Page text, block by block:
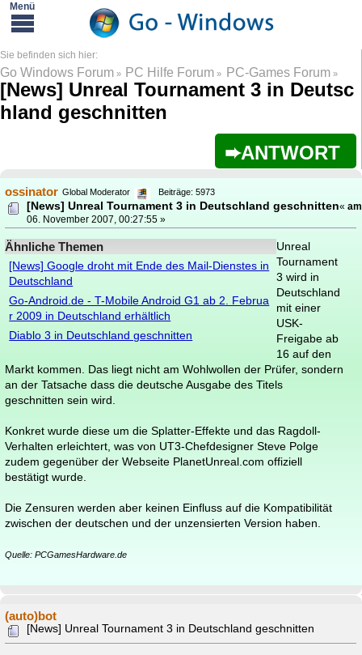
Go Windows Forum » PC Hilfe Forum » PC-Games Forum»
[News] Unreal Tournament 3 in Deutsc
hland geschnitten
ANTWORT
ossinator Global Moderator Beiträge: 5973
[News] Unreal Tournament 3 in Deutschland geschnitten«
06. November 2007, 00:27:55 »
Ähnliche Themen
[News] Google droht mit Ende des Mail-Dienstes in
Deutschland
Go-Android.de - T-Mobile Android G1 ab 2. Februa
r 2009 in Deutschland erhältlich
Diablo 3 in Deutschland geschnitten
Unreal
Tournament
3 wird in
Deutschland
mit einer
USK-
Freigabe ab
16 auf den
Markt kommen. Das liegt nicht am Wohlwollen der Prüfer, sondern
an der Tatsache dass die deutsche Ausgabe des Titels
geschnitten sein wird.
Konkret wurde diese um die Splatter-Effekte und das Ragdoll-
Verhalten erleichtert, was von UT3-Chefdesigner Steve Polge
zudem gegenüber der Webseite PlanetUnreal.com offiziell
bestätigt wurde.
Die Zensuren werden aber keinen Einfluss auf die Kompatibilität
zwischen der deutschen und der unzensierten Version haben.
Quelle: PCGamesHardware.de
(auto)bot
[News] Unreal Tournament 3 in Deutschland geschnitten